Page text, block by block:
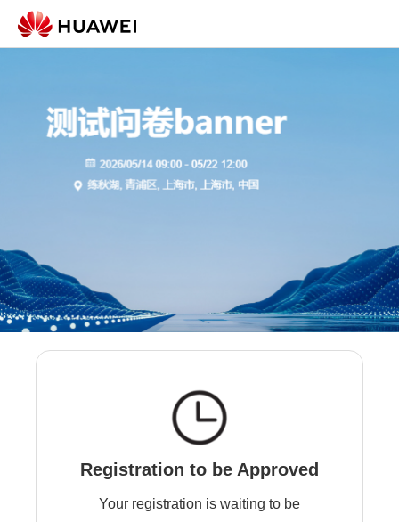
Registration to be Approved
Your registration is waiting to be